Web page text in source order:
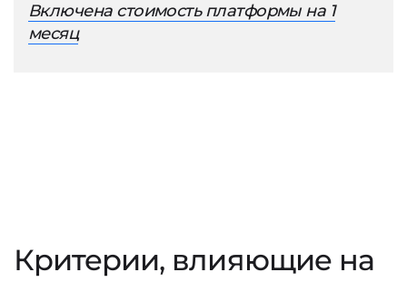
Включена стоимость платформы на 1
месяц
Критерии, влияющие на